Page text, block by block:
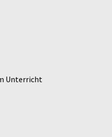
Unterricht